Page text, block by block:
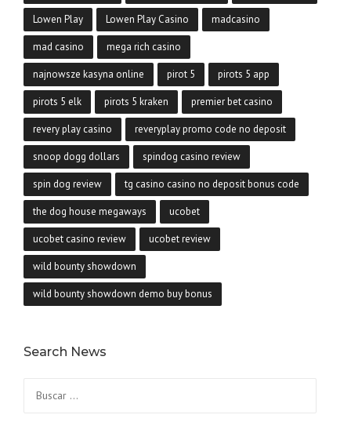
Lowen Play Lowen Play Casino madcasino
mad casino mega rich casino
najnowsze kasyna online pirot 5 pirots 5 app
pirots 5 elk pirots 5 kraken premier bet casino
revery play casino reveryplay promo code no deposit
snoop dogg dollars spindog casino review
spin dog review tg casino casino no deposit bonus code
the dog house megaways ucobet
ucobet casino review ucobet review
wild bounty showdown
wild bounty showdown demo buy bonus
Search News